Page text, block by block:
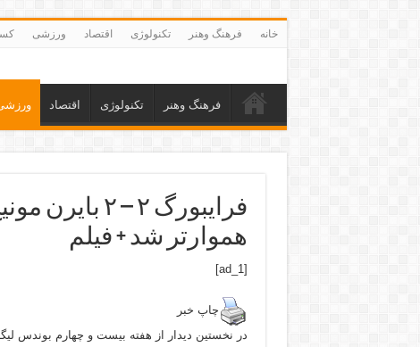
خانه فرهنگ وهنر تکنولوژی اقتصاد ورزشی
فرهنگ وهنر تکنولوژی اقتصاد
فرایبورگ ۲ –
هموارتر شد + فیلم
[ad_1]
چاپ خبر
در نخستین دیدار از هفته بیست و چهارم بوندس